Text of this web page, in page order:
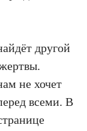
другой
не хочет
всеми. В